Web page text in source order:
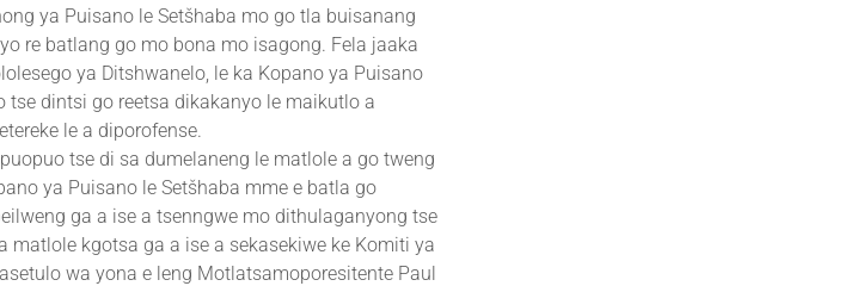
ya Puisano le Setšhaba mo go tla buisanang
re batlang go mo bona mo isagong. Fela jaaka
ya Ditshwanelo, le ka Kopano ya Puisano
tse dintsi go reetsa dikakanyo le maikutlo a
le a diporofense.
tse di sa dumelaneng le matlole a go tweng
ya Puisano le Setšhaba mme e batla go
ga a ise a tsenngwe mo dithulaganyong tse
kgotsa ga a ise a sekasekiwe ke Komiti ya
wa yona e leng Motlatsamoporesitente Paul